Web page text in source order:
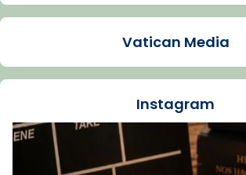
Arquebisbat de Barcelona
La Carmina va patir depressió.
dos mesos, a l'Estadi Lluís
Recupera l'entrevista comp
tican News 👇
Vatican Media
Instagram